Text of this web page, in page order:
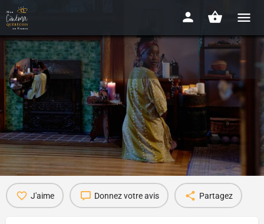
Au bord des limbes
2024 - 7 mins
Détails Avis 0
J'aime Donnez votre avis Partagez